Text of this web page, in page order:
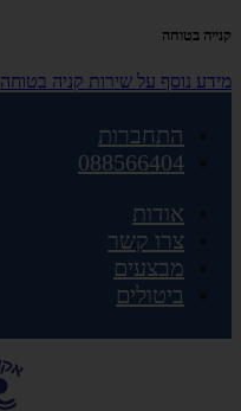
קנייה בטוחה
מידע נוסף על שירות קניה בטוחה
התחברות
088566404
אודות
צרו קשר
מבצעים
ביטולים